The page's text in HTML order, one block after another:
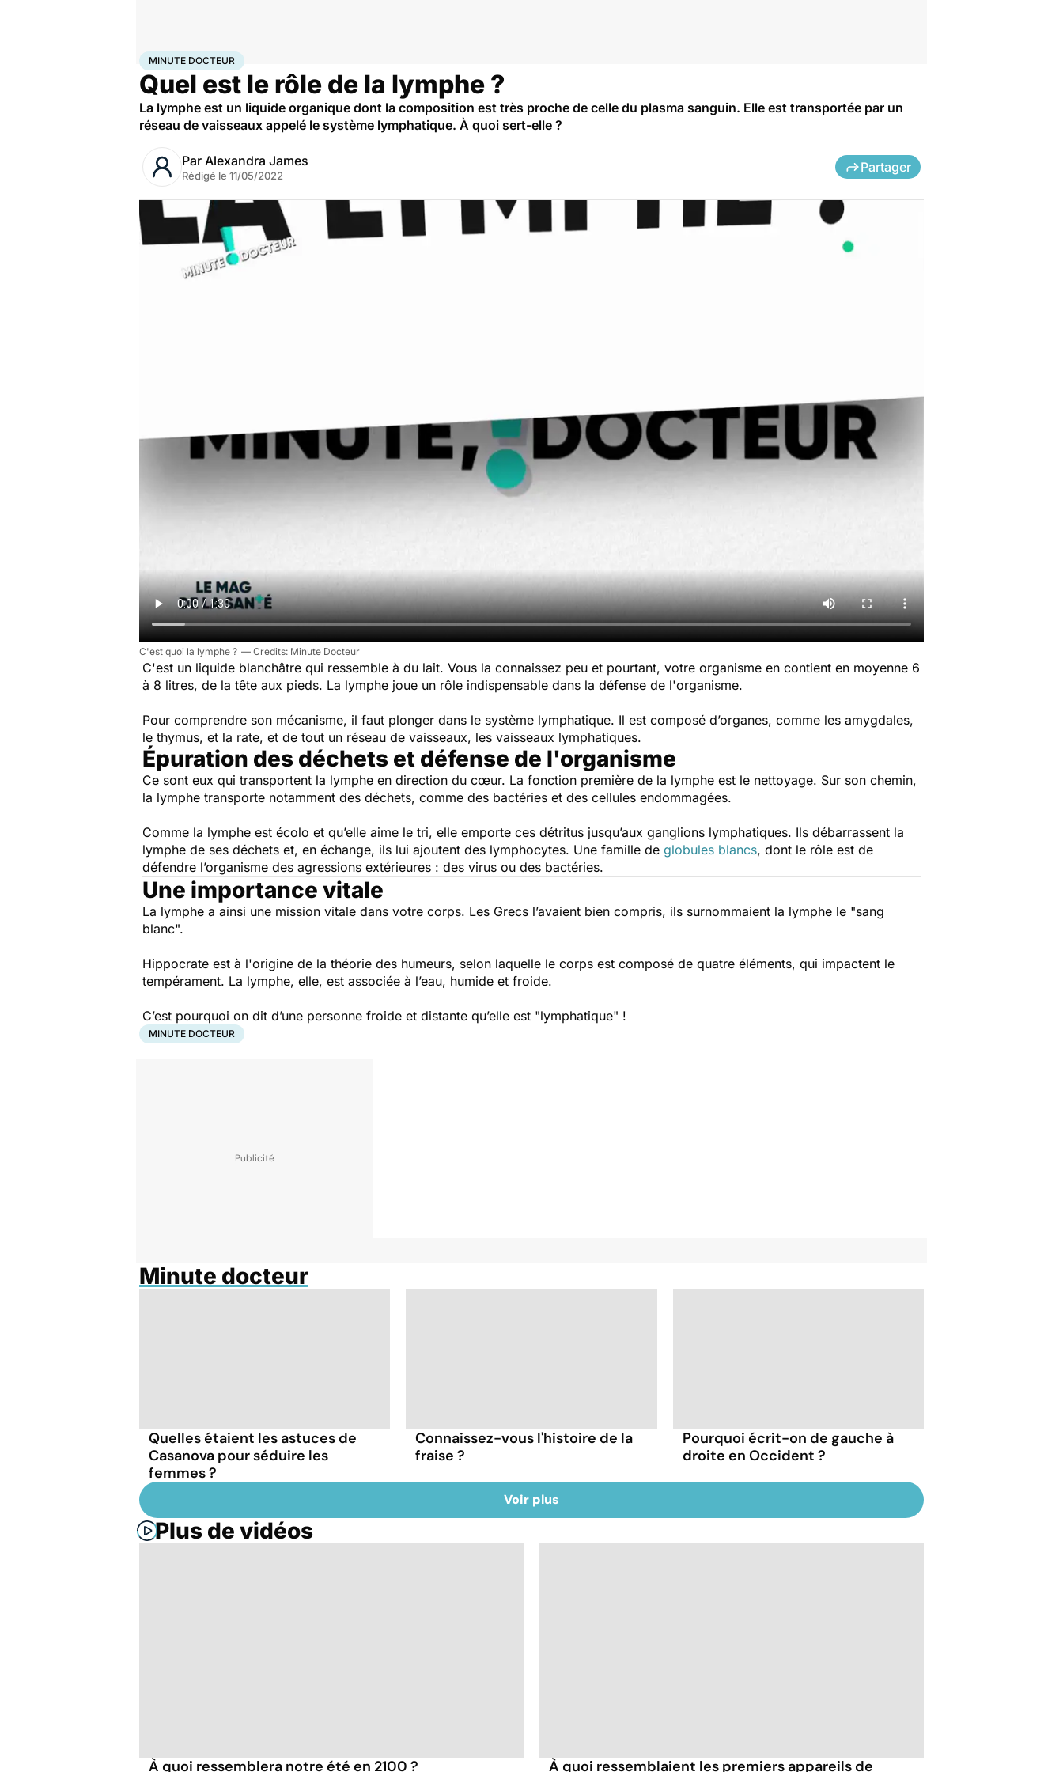
AccueilSantéMinute docteur
MINUTE DOCTEUR
Quel est le rôle de la lymphe ?
La lymphe est un liquide organique dont la composition est très proche de celle du plasma sanguin. Elle est transportée par un
réseau de vaisseaux appelé le système lymphatique. À quoi sert-elle ?
Par Alexandra James
Rédigé le 11/05/2022
Partager
C'est quoi la lymphe ? Minute Docteur
C'est un liquide blanchâtre qui ressemble à du lait. Vous la connaissez peu et pourtant, votre organisme en contient en moyenne 6
à 8 litres, de la tête aux pieds. La lymphe joue un rôle indispensable dans la défense de l'organisme.
Pour comprendre son mécanisme, il faut plonger dans le système lymphatique. Il est composé d’organes, comme les amygdales,
le thymus, et la rate, et de tout un réseau de vaisseaux, les vaisseaux lymphatiques.
Épuration des déchets et défense de l'organisme
Ce sont eux qui transportent la lymphe en direction du cœur. La fonction première de la lymphe est le nettoyage. Sur son chemin,
la lymphe transporte notamment des déchets, comme des bactéries et des cellules endommagées.
Comme la lymphe est écolo et qu’elle aime le tri, elle emporte ces détritus jusqu’aux ganglions lymphatiques. Ils débarrassent la
lymphe de ses déchets et, en échange, ils lui ajoutent des lymphocytes. Une famille de globules blancs, dont le rôle est de
défendre l’organisme des agressions extérieures : des virus ou des bactéries.
Une importance vitale
La lymphe a ainsi une mission vitale dans votre corps. Les Grecs l’avaient bien compris, ils surnommaient la lymphe le "sang
blanc".
Hippocrate est à l'origine de la théorie des humeurs, selon laquelle le corps est composé de quatre éléments, qui impactent le
tempérament. La lymphe, elle, est associée à l’eau, humide et froide.
C’est pourquoi on dit d’une personne froide et distante qu’elle est "lymphatique" !
MINUTE DOCTEUR
Minute docteur
Quelles étaient les astuces de
Casanova pour séduire les
femmes ?
Connaissez-vous l'histoire de la
fraise ?
Pourquoi écrit-on de gauche à
droite en Occident ?
Voir plus
Plus de vidéos
À quoi ressemblera notre été en 2100 ?
À quoi ressemblaient les premiers appareils de